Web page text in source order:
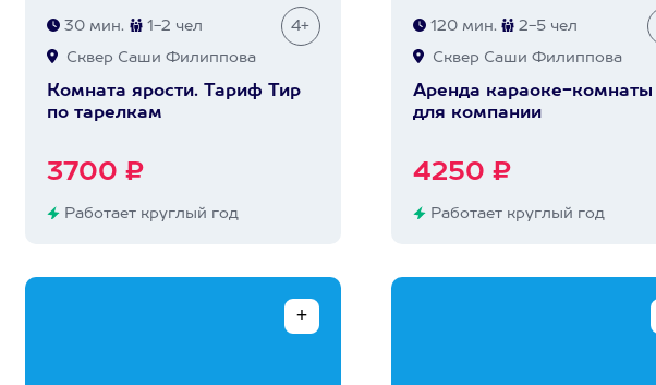
30 мин. 1-2 чел 4+
Сквер Саши Филиппова
Комната ярости. Тариф Тир
по тарелкам
3700 ₽
Работает круглый год
120 мин. 2-5 чел
Сквер Саши Филиппова
Аренда караоке-комнаты
для компании
4250 ₽
Работает круглый год